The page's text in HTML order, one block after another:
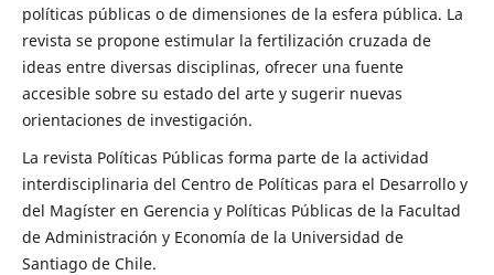
políticas públicas o de dimensiones de la esfera pública. La
revista se propone estimular la fertilización cruzada de
ideas entre diversas disciplinas, ofrecer una fuente
accesible sobre su estado del arte y sugerir nuevas
orientaciones de investigación.
La revista Políticas Públicas forma parte de la actividad
interdisciplinaria del Centro de Políticas para el Desarrollo y
del Magíster en Gerencia y Políticas Públicas de la Facultad
de Administración y Economía de la Universidad de
Santiago de Chile.